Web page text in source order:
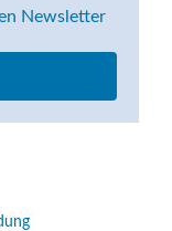
Newsletter